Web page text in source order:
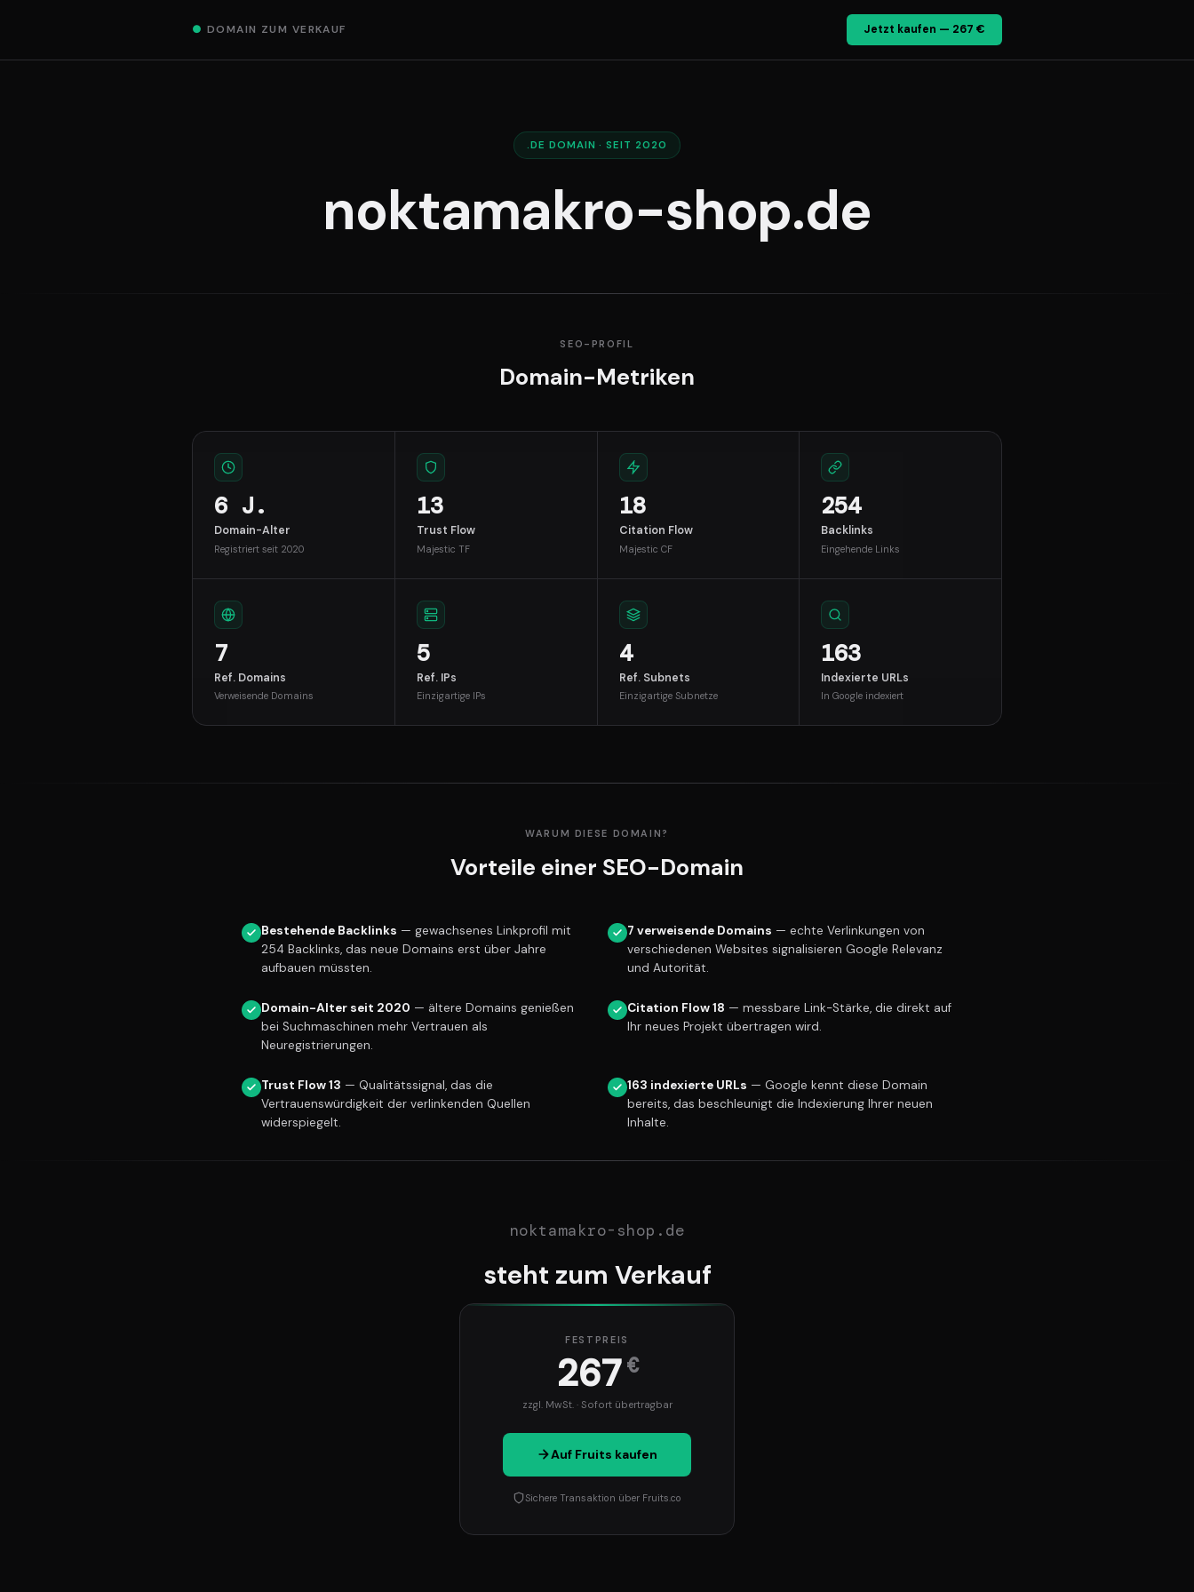
● DOMAIN ZUM VERKAUF Jetzt kaufen — 267 €
.DE DOMAIN · SEIT 2020
noktamakro-shop.de
SEO-PROFIL
Domain-Metriken
6 J.
Domain-Alter
Registriert seit 2020
13
Trust Flow
Majestic TF
18
Citation Flow
Majestic CF
254
Backlinks
Eingehende Links
7
Ref. Domains
Verweisende Domains
5
Ref. IPs
Einzigartige IPs
4
Ref. Subnets
Einzigartige Subnetze
163
Indexierte URLs
In Google indexiert
WARUM DIESE DOMAIN?
Vorteile einer SEO-Domain
Bestehende Backlinks — gewachsenes Linkprofil mit
254 Backlinks, das neue Domains erst über Jahre
aufbauen müssten.
7 verweisende Domains — echte Verlinkungen von
verschiedenen Websites signalisieren Google Relevanz
und Autorität.
Domain-Alter seit 2020 — ältere Domains genießen
bei Suchmaschinen mehr Vertrauen als
Neuregistrierungen.
Citation Flow 18 — messbare Link-Stärke, die direkt auf
Ihr neues Projekt übertragen wird.
Trust Flow 13 — Qualitätssignal, das die
Vertrauenswürdigkeit der verlinkenden Quellen
widerspiegelt.
163 indexierte URLs — Google kennt diese Domain
bereits, das beschleunigt die Indexierung Ihrer neuen
Inhalte.
noktamakro-shop.de
steht zum Verkauf
FESTPREIS
267 €
zzgl. MwSt. · Sofort übertragbar
Auf Fruits kaufen
Sichere Transaktion über Fruits.co